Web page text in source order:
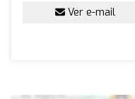
Ver e-mail